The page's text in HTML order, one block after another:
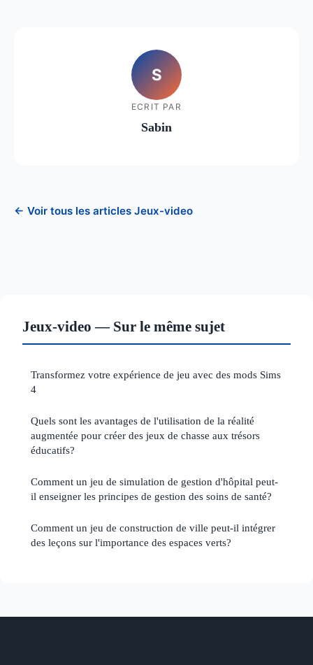
S
ECRIT PAR
Sabin
← Voir tous les articles Jeux-video
Jeux-video — Sur le même sujet
Transformez votre expérience de jeu avec des mods Sims
4
Quels sont les avantages de l'utilisation de la réalité
augmentée pour créer des jeux de chasse aux trésors
éducatifs?
Comment un jeu de simulation de gestion d'hôpital peut-
il enseigner les principes de gestion des soins de santé?
Comment un jeu de construction de ville peut-il intégrer
des leçons sur l'importance des espaces verts?